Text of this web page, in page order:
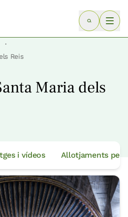
·
Reis
Maria dels
i vídeos Allotjaments per